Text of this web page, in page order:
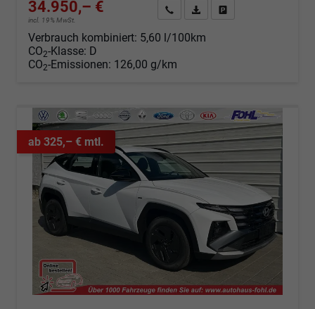
34.950,– €
incl. 19% MwSt.
Angebot anfordern
Fahrzeugexpose (PDF)
Verbrauch kombiniert: 5,60 l/100km
CO2-Klasse: D
CO2-Emissionen: 126,00 g/km
ab 325,– € mtl.